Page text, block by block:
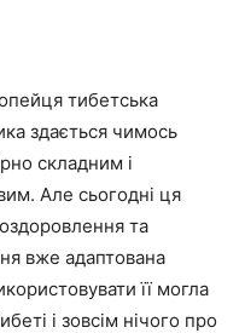
тибетська
здається чимось
складним і
Але сьогодні ця
та
вже адаптована
її могла
і зовсім нічого про